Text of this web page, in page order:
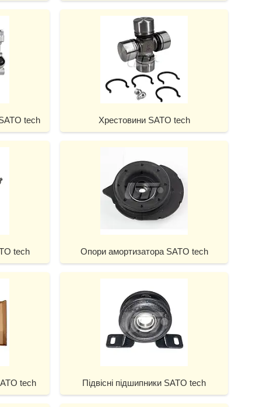
tech Хрестовини SATO tech
tech Опори амортизатора SATO tech
tech Підвісні підшипники SATO tech